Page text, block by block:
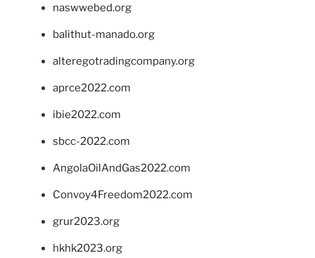
naswwebed.org
balithut-manado.org
alteregotradingcompany.org
aprce2022.com
ibie2022.com
sbcc-2022.com
AngolaOilAndGas2022.com
Convoy4Freedom2022.com
grur2023.org
hkhk2023.org